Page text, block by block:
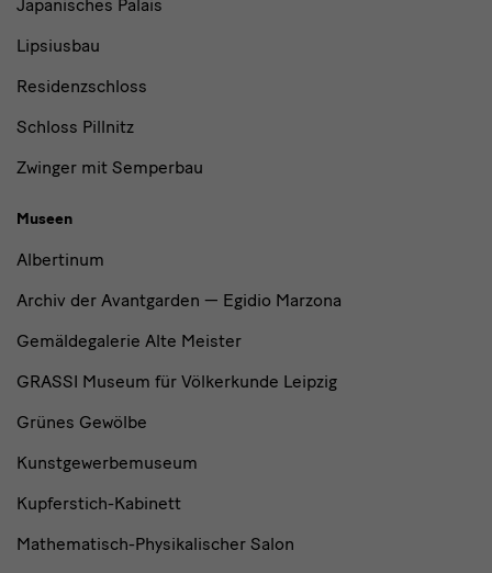
Japanisches Palais
Lipsiusbau
Residenzschloss
Schloss Pillnitz
Zwinger mit Semperbau
Museen
Albertinum
Archiv der Avantgarden — Egidio Marzona
Gemäldegalerie Alte Meister
GRASSI Museum für Völkerkunde Leipzig
Grünes Gewölbe
Kunstgewerbemuseum
Kupferstich-Kabinett
Mathematisch-Physikalischer Salon